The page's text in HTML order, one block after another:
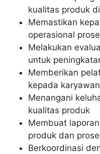
kualitas produk
Memastikan
operasional
Melakukan
untuk
Memberikan
kepada
Menangani
kualitas produk
Membuat
produk dan
Berkoordinasi